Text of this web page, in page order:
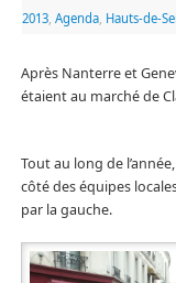
2013, Agenda, Hauts-de-
Après Nanterre et
étaient au marché de
Tout au long de
côté des équipes
par la gauche.